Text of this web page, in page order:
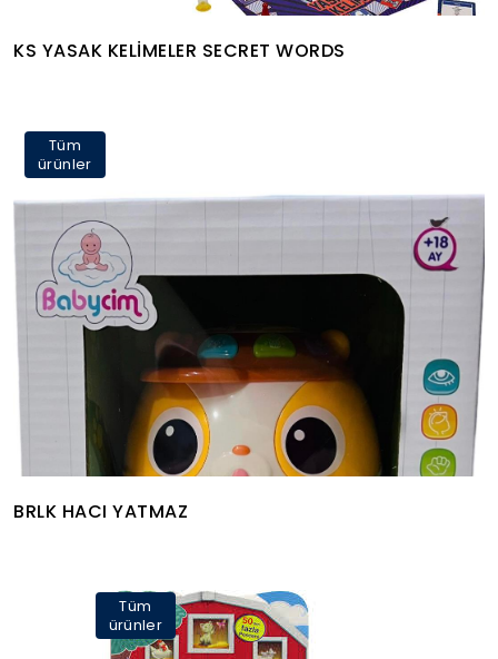
KS YASAK KELİMELER SECRET WORDS
Tüm
ürünler
BRLK HACI YATMAZ
Tüm
ürünler